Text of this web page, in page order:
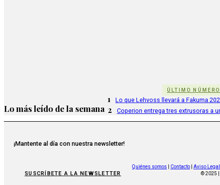
ÚLTIMO NÚMERO
Lo más leído de la semana
1 Lo que Lehvoss llevará a Fakuma
2 Coperion entrega tres extrusoras a
¡Mantente al día con nuestra newsletter!
SUSCRÍBETE A LA NEWSLETTER
Quiénes somos Contacto
Aviso Legal
© 2025